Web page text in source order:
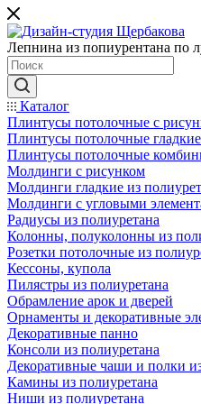
Лепнина из попиурентана по
Каталог
Плинтусы потолочные с
Плинтусы потолочные
Плинтусы потолочные
Молдинги c рисунком
Молдинги гладкие из
Молдинги с угловыми
Радиусы из полиуретана
Колонны, полуколонны из
Розетки потолочные из
Кессоны, купола
Пилястры из полиуретана
Обрамление арок и дверей
Орнаменты и декоративные
Декоративные панно
Консоли из полиуретана
Декоративные чаши и полки
Камины из полиуретана
Ниши из полиуретана